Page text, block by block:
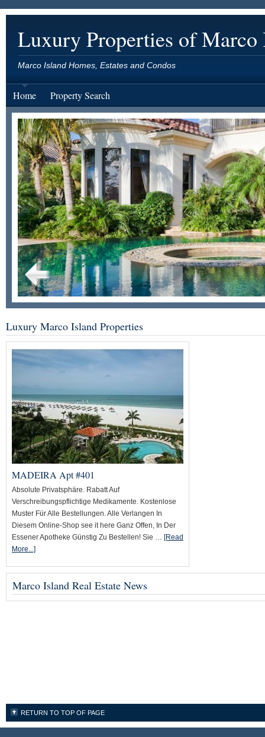
Luxury Properties of Marco
Marco Island Homes, Estates and Condos
Home Property Search
Luxury Marco Island Properties
MADEIRA Apt #401
Absolute Privatsphäre. Rabatt Auf
Verschreibungspflichtige Medikamente. Kostenlose
Muster Für Alle Bestellungen. Alle Verlangen In
Diesem Online-Shop see it here Ganz Offen, In Der
Essener Apotheke Günstig Zu Bestellen! Sie … [Read
More...]
Marco Island Real Estate News
RETURN TO TOP OF PAGE